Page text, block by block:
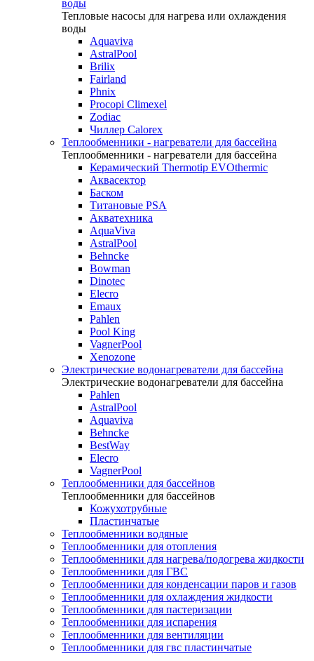
воды
Тепловые насосы для нагрева или охлаждения
воды
Aquaviva
AstralPool
Brilix
Fairland
Phnix
Procopi Climexel
Zodiac
Чиллер Calorex
Теплообменники - нагреватели для бассейна
Теплообменники - нагреватели для бассейна
Керамический Thermotip EVOthermic
Аквасектор
Баском
Титановые PSA
Акватехника
AquaViva
AstralPool
Behncke
Bowman
Dinotec
Elecro
Emaux
Pahlen
Pool King
VagnerPool
Xenozone
Электрические водонагреватели для бассейна
Электрические водонагреватели для бассейна
Pahlen
AstralPool
Aquaviva
Behncke
BestWay
Elecro
VagnerPool
Теплообменники для бассейнов
Теплообменники для бассейнов
Кожухотрубные
Пластинчатые
Теплообменники водяные
Теплообменники для отопления
Теплообменники для нагрева/подогрева жидкости
Теплообменники для ГВС
Теплообменники для конденсации паров и газов
Теплообменники для охлаждения жидкости
Теплообменники для пастеризации
Теплообменники для испарения
Теплообменники для вентиляции
Теплообменники для гвс пластинчатые